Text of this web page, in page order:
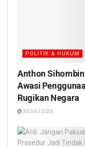
POLITIK & HUKUM
Anthon
Awasi
Rugikan Negara
30 JULI 2026